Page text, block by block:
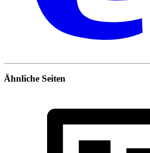
Ähnliche Seiten